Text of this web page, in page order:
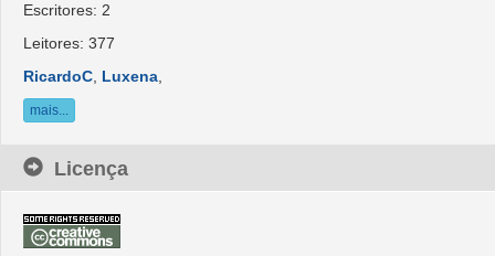
Escritores: 2
Leitores: 377
RicardoC Luxena
mais...
Licença